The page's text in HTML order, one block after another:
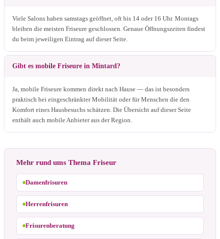
Viele Salons haben samstags geöffnet, oft bis 14 oder 16 Uhr. Montags
bleiben die meisten Friseure geschlossen. Genaue Öffnungszeiten findest
du beim jeweiligen Eintrag auf dieser Seite.
Gibt es mobile Friseure in Mintard?
Ja, mobile Friseure kommen direkt nach Hause — das ist besonders
praktisch bei eingeschränkter Mobilität oder für Menschen die den
Komfort eines Hausbesuchs schätzen. Die Übersicht auf dieser Seite
enthält auch mobile Anbieter aus der Region.
Mehr rund ums Thema Friseur
Damenfrisuren
Herrenfrisuren
Frisurenberatung